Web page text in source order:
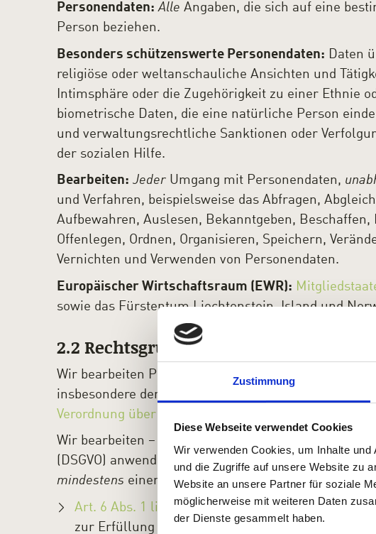
Zustimmung
Diese Webseite verwendet Cookies
Wir verwenden Cookies, um Inhalte
und die Zugriffe auf unsere Website zu
Website an unsere Partner für soziale
möglicherweise mit weiteren Daten
der Dienste gesammelt haben.
Personendaten: Alle Angaben, die sich auf eine
Person beziehen.
Besonders schützenswerte Personendaten: Daten
religiöse oder weltanschauliche Ansichten und
Intimsphäre oder die Zugehörigkeit zu einer Ethnie
biometrische Daten, die eine natürliche Person
und verwaltungsrechtliche Sanktionen oder
der sozialen Hilfe.
Bearbeiten: Jeder Umgang mit Personendaten,
und Verfahren, beispielsweise das Abfragen,
Aufbewahren, Auslesen, Bekanntgeben, Beschaffen,
Offenlegen, Ordnen, Organisieren, Speichern,
Vernichten und Verwenden von Personendaten.
Europäischer Wirtschaftsraum (EWR):
sowie das Fürstentum Liechtenstein, Island und
2.2 Rechtsgrundlagen
Wir bearbeiten Personendaten im Einklang mit dem
insbesondere dem
Verordnung über den Datenschutz
Wir bearbeiten – sofern und soweit die europäische
(DSGVO) anwendbar ist – Personendaten bzw.
mindestens einer der folgenden Rechtsgrundlagen:
Art. 6 Abs. 1 lit. b DSGVOfür die erforderliche
zur Erfüllung eines Vertrags mit der betroffenen